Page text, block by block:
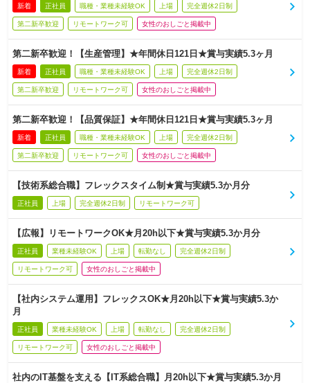
新着 正社員 職種・業種未経験OK 上場 完全週休2日制
第二新卒歓迎 リモートワーク可 女性のおしごと掲載中
第二新卒歓迎！【生産管理】★年間休日121日★賞与実績5.3ヶ月
新着 正社員 職種・業種未経験OK 上場 完全週休2日制
第二新卒歓迎 リモートワーク可 女性のおしごと掲載中
第二新卒歓迎！【品質保証】★年間休日121日★賞与実績5.3ヶ月
新着 正社員 職種・業種未経験OK 上場 完全週休2日制
第二新卒歓迎 リモートワーク可 女性のおしごと掲載中
【技術系総合職】フレックスタイム制★賞与実績5.3か月分
正社員 上場 完全週休2日制 リモートワーク可
【広報】リモートワークOK★月20h以下★賞与実績5.3か月分
正社員 業種未経験OK 上場 転勤なし 完全週休2日制
リモートワーク可 女性のおしごと掲載中
【社内システム運用】フレックスOK★月20h以下★賞与実績5.3か
月
正社員 業種未経験OK 上場 転勤なし 完全週休2日制
リモートワーク可 女性のおしごと掲載中
社内のIT基盤を支える【IT系総合職】月20h以下★賞与実績5.3か月